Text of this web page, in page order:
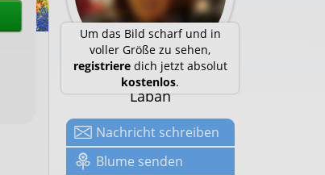
Um das Bild scharf und in
voller Größe zu sehen,
registrieredich jetzt absolut
kostenlos.
Laban
Nachricht schreiben
Blume senden